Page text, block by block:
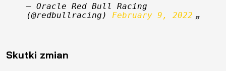
— Oracle Red Bull Racing
(@redbullracing) February 9, 2022
Skutki zmian